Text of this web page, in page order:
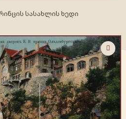
სასახლის ხედი